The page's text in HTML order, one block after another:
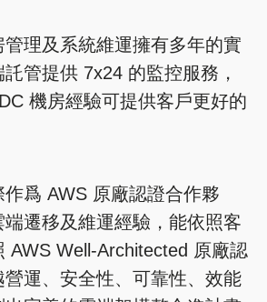
理及系統維運擁有多年的實
管提供 7x24 的監控服務，
機房經驗可提供客戶更好的
爲 AWS 原廠認證合作夥
遷移及維運經驗，能依照客
AWS Well-Architected 原廠認
運、安全性、可靠性、效能